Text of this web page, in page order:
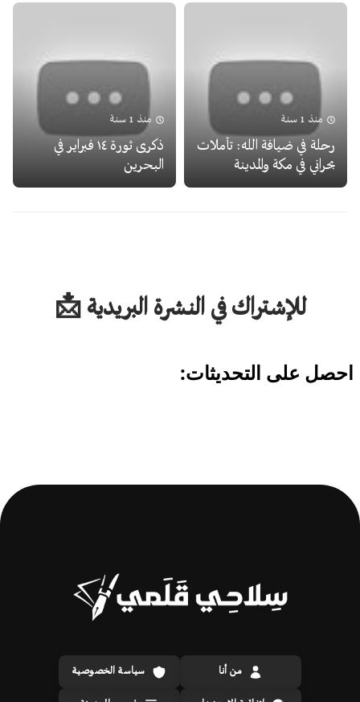
منذ 1 سنة
رحلة في ضيافة الله: تأملات
بحراني في مكة والمدينة
منذ 1 سنة
ذكرى ثورة ١٤ فبراير في
البحرين
للإشتراك في النشرة البريدية 📩
من أنا سياسة الخصوصية